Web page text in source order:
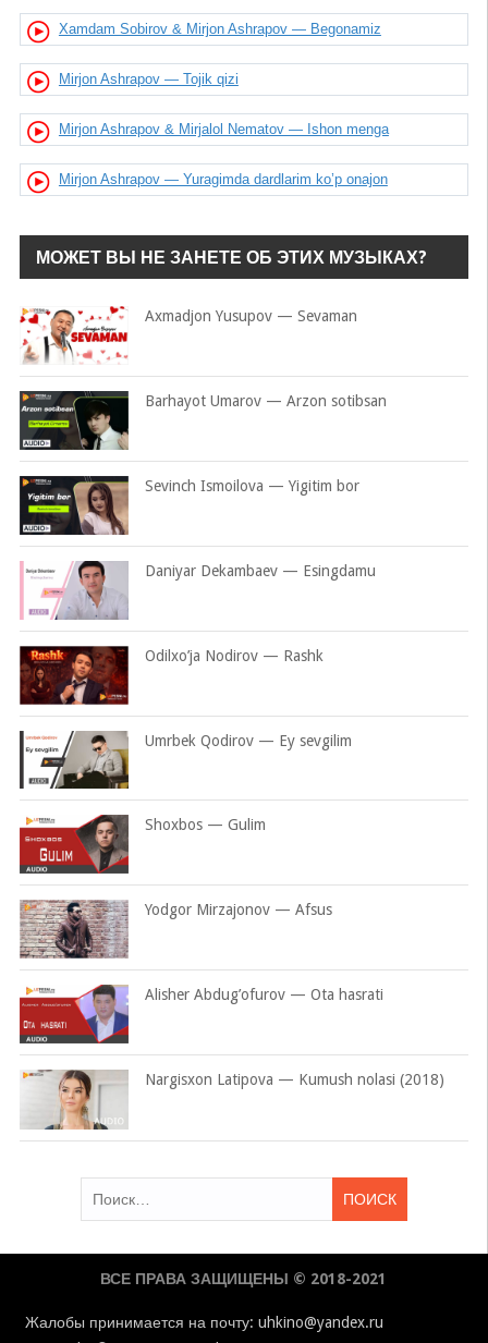
Xamdam Sobirov & Mirjon Ashrapov — Begonamiz
Mirjon Ashrapov — Tojik qizi
Mirjon Ashrapov & Mirjalol Nematov — Ishon menga
Mirjon Ashrapov — Yuragimda dardlarim ko’p onajon
МОЖЕТ ВЫ НЕ ЗАНЕТЕ ОБ ЭТИХ МУЗЫКАХ?
Axmadjon Yusupov — Sevaman
Barhayot Umarov — Arzon sotibsan
Sevinch Ismoilova — Yigitim bor
Daniyar Dekambaev — Esingdamu
Odilxo’ja Nodirov — Rashk
Umrbek Qodirov — Ey sevgilim
Shoxbos — Gulim
Yodgor Mirzajonov — Afsus
Alisher Abdug’ofurov — Ota hasrati
Nargisxon Latipova — Kumush nolasi (2018)
ВСЕ ПРАВА ЗАЩИЩЕНЫ © 2018-2021
Жалобы принимается на почту: uhkino@yandex.ru